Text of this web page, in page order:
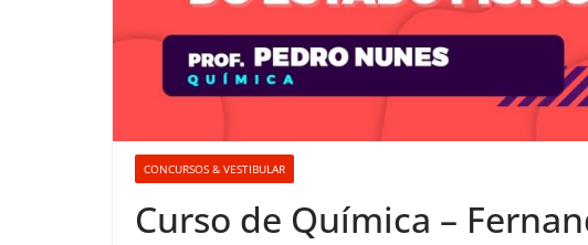
CONCURSOS & VESTIBULAR
Curso de Química –